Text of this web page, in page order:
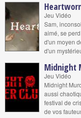
Jeu Vidéo
Sam,
aimé, se
d'un moyen
d'un
Midnight
Jeu Vidéo
Midnight
aussi
festival de
de vos